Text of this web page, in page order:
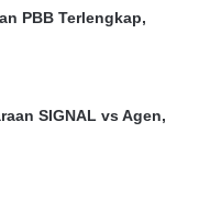
PBB Terlengkap,
SIGNAL vs Agen,